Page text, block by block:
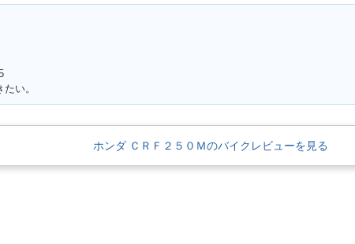
い。
ホンダ ＣＲＦ２５０Ｍのバイクレビューを見る